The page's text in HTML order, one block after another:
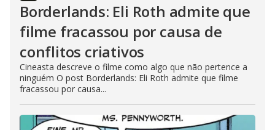
Borderlands: Eli Roth admite que
filme fracassou por causa de
conflitos criativos
Cineasta descreve o filme como algo que não pertence a
ninguém O post Borderlands: Eli Roth admite que filme
fracassou por causa...